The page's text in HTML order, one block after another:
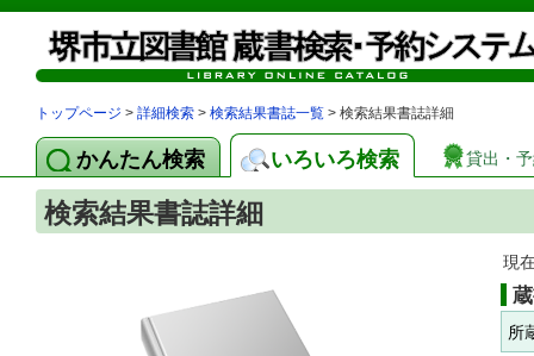
トップページ > 詳細検索 > 検索結果書誌一覧 > 検索結果書誌詳細
かんたん検索 いろいろ検索 貸出・
検索結果書誌詳細
現
所